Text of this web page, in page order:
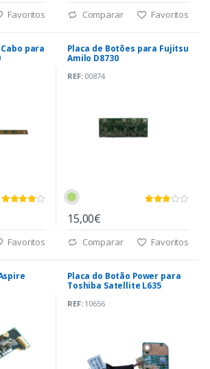
Favoritos Comparar Favoritos
para
Favoritos
Placa de Botões para Fujitsu
Amilo D8730
REF:00874
15,00€
Comparar Favoritos
Placa do Botão Power para
Toshiba Satellite L635
REF:10656